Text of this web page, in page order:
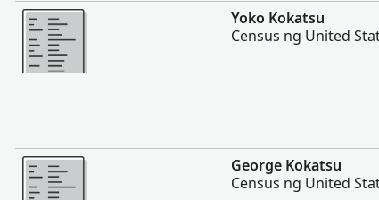
Magpakita ng mas marami
Yoko Kokatsu
Census ng United
Magpakita ng mas marami
George Kokatsu
Census ng United